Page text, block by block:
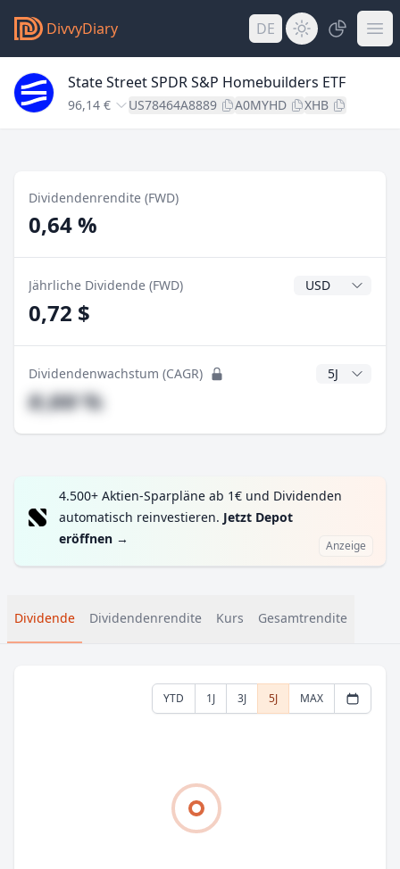
DivvyDiary DE
State Street SPDR S&P Homebuilders ETF
96,14 € US78464A8889 A0MYHD XHB
Dividendenrendite (FWD)
0,64 %
Jährliche Dividende (FWD)
0,72 $
Dividendenwachstum (CAGR) CAGR Jahre
#,## %
4.500+ Aktien-Sparpläne ab 1€ und Dividenden
automatisch reinvestieren. Jetzt Depot
eröffnen → Anzeige
Dividende Dividendenrendite Kurs Gesamtrendite
YTD 1J 3J 5J MAX